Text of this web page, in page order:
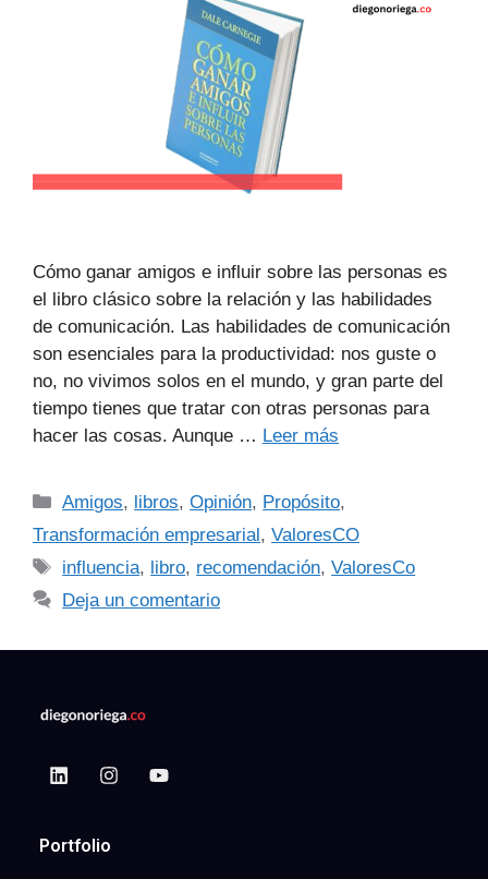
Cómo ganar amigos e influir sobre las personas es
el libro clásico sobre la relación y las habilidades
de comunicación. Las habilidades de comunicación
son esenciales para la productividad: nos guste o
no, no vivimos solos en el mundo, y gran parte del
tiempo tienes que tratar con otras personas para
hacer las cosas. Aunque … Leer más
Amigos, libros,Opinión, Propósito,
Transformación empresarial, ValoresCO
influencia, libro, recomendación,ValoresCo
Deja un comentario
Portfolio